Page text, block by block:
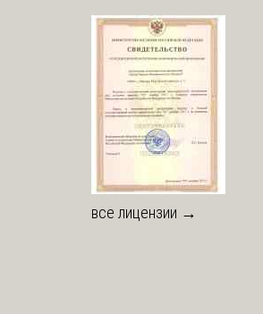
все лицензии →